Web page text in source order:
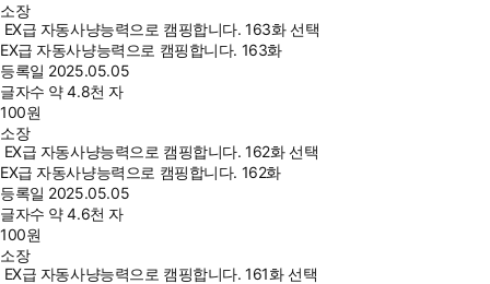
소장
EX급 자동사냥능력으로 캠핑합니다. 163화 선택
EX급 자동사냥능력으로 캠핑합니다. 163화
등록일 2025.05.05
글자수 약 4.8천 자
100원
소장
EX급 자동사냥능력으로 캠핑합니다. 162화 선택
EX급 자동사냥능력으로 캠핑합니다. 162화
등록일 2025.05.05
글자수 약 4.6천 자
100원
소장
EX급 자동사냥능력으로 캠핑합니다. 161화 선택